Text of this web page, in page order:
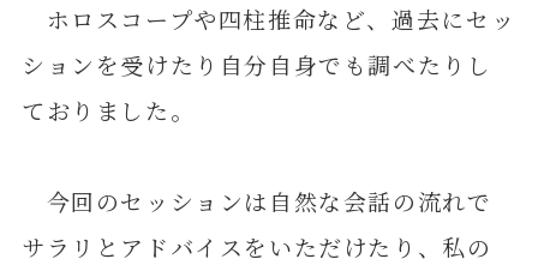
ホロスコープや四柱推命など、過去にセッ
ションを受けたり自分自身でも調べたりし
ておりました。
今回のセッションは自然な会話の流れで
サラリとアドバイスをいただけたり、私の